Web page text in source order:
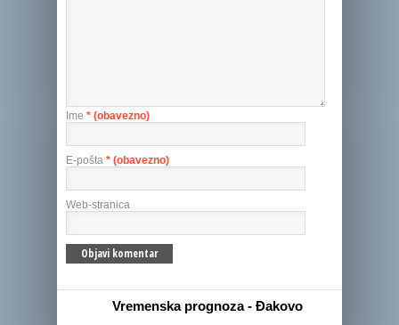
Ime * (obavezno)
E-pošta * (obavezno)
Web-stranica
Vremenska prognoza - Đakovo